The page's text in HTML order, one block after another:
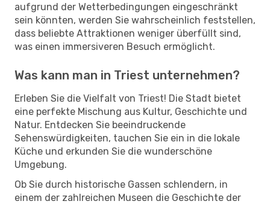
aufgrund der Wetterbedingungen eingeschränkt
sein könnten, werden Sie wahrscheinlich feststellen,
dass beliebte Attraktionen weniger überfüllt sind,
was einen immersiveren Besuch ermöglicht.
Was kann man in Triest unternehmen?
Erleben Sie die Vielfalt von Triest! Die Stadt bietet
eine perfekte Mischung aus Kultur, Geschichte und
Natur. Entdecken Sie beeindruckende
Sehenswürdigkeiten, tauchen Sie ein in die lokale
Küche und erkunden Sie die wunderschöne
Umgebung.
Ob Sie durch historische Gassen schlendern, in
einem der zahlreichen Museen die Geschichte der